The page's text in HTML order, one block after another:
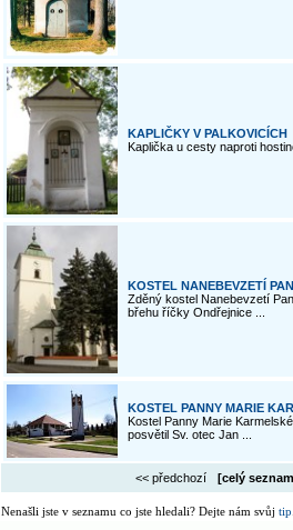
KAPLIČKY V PALKOVICÍCH
Kaplička u cesty naproti
KOSTEL NANEBEVZETÍ
Zděný kostel Nanebevzetí
břehu říčky Ondřejnice ...
KOSTEL PANNY MARIE
Kostel Panny Marie
posvětil Sv. otec Jan ...
<< předchozí [celý
Nenašli jste v seznamu co jste hledali? Dejte nám svůj tip